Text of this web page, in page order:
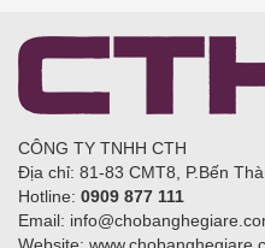
CÔNG TY TNHH CTH
Địa chỉ: 81-83 CMT8, P.Bến
Hotline: 0909 877 111
Email: